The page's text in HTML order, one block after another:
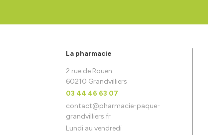
La pharmacie
2 rue de Rouen
60210 Grandvilliers
03 44 46 63 07
contact@pharmacie-paque-
grandvilliers.fr
Lundi au vendredi